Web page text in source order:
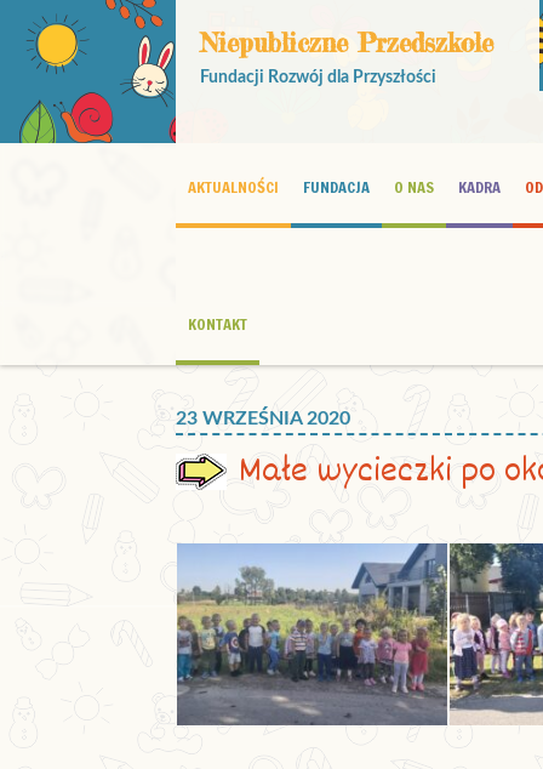
Niepubliczne Przedszkole
Fundacji Rozwój dla Przyszłości
AKTUALNOŚCI FUNDACJA O NAS KADRA
KONTAKT
23 WRZEŚNIA 2020
Małe wycieczki po